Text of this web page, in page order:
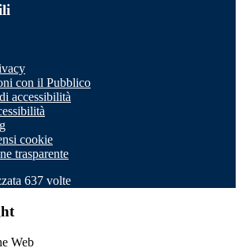
con il Pubblico
accessibilità
cookie
trasparente
637 volte